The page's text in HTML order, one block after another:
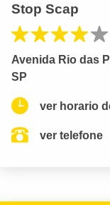
Stop Scap
Avenida Rio das
SP
ver horario
ver telefone